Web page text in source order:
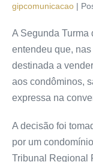
gipcomunicacao |
A Segunda Turma
entendeu que,
destinada a
aos condôminos,
expressa na
A decisão foi
por um
Tribunal Regional